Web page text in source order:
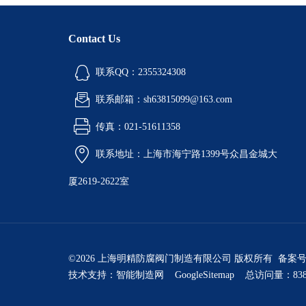
Contact Us
联系QQ：2355324308
联系邮箱：sh63815099@163.com
传真：021-51611358
联系地址：上海市海宁路1399号众昌金城大
厦2619-2622室
©2026 上海明精防腐阀门制造有限公司 版权所有 备案
技术支持： 智能制造网 GoogleSitemap 总访问量：